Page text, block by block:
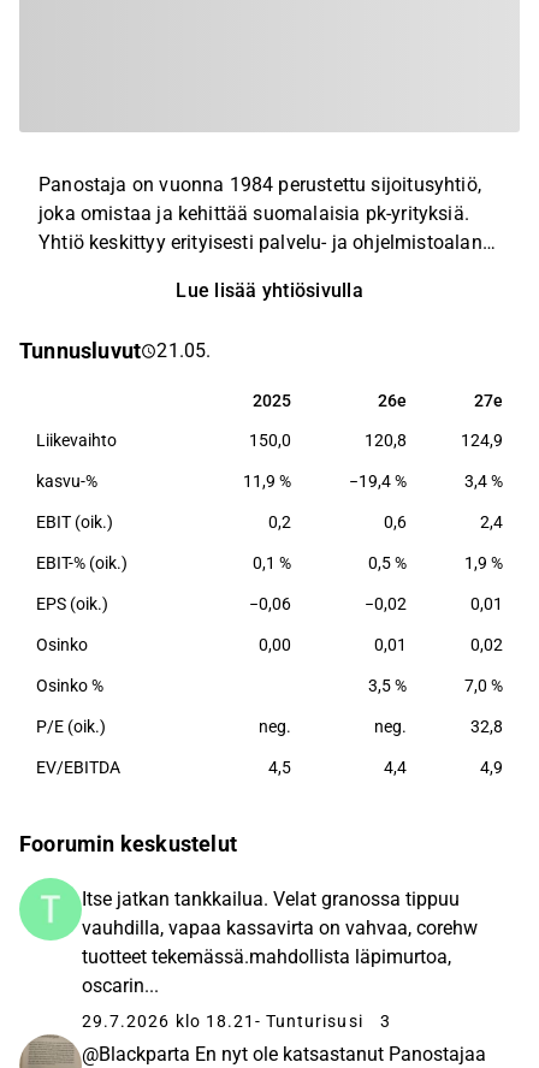
Panostaja on vuonna 1984 perustettu sijoitusyhtiö,
joka omistaa ja kehittää suomalaisia pk-yrityksiä.
Yhtiö keskittyy erityisesti palvelu- ja ohjelmistoalan
kasvukykyisiä sijoituskohteita ja kehittämään niitä
seuraavissa yhtiössä Oscar Software, Grano,
Lue lisää yhtiösivulla
Tunnusluvut 21.05.
2025 26e 27e
2025 26e 27e
Liikevaihto 150,0 120,8 124,9
kasvu-% 11,9 % −19,4 % 3,4 %
EBIT (oik.) 0,2 0,6 2,4
EBIT-% (oik.) 0,1 % 0,5 % 1,9 %
EPS (oik.) −0,06 −0,02 0,01
Osinko 0,00 0,01 0,02
Osinko % 3,5 % 7,0 %
P/E (oik.) neg. neg. 32,8
EV/EBITDA 4,5 4,4 4,9
Foorumin keskustelut
Itse jatkan tankkailua. Velat granossa tippuu
vauhdilla, vapaa kassavirta on vahvaa, corehw
tuotteet tekemässä.mahdollista läpimurtoa,
oscarin...
29.7.2026 klo 18.21 - Tunturisusi 3
@Blackparta En nyt ole katsastanut Panostajaa